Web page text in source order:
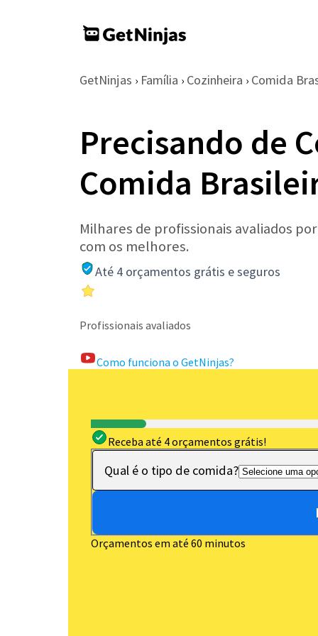
GetNinjas › Família › Cozinheira › Comida
Precisando de
Comida
Milhares de profissionais avaliados
com os melhores.
Até 4 orçamentos grátis e seguros
Profissionais avaliados
Como funciona o GetNinjas?
Receba até 4 orçamentos grátis!
Qual é o tipo de comida?
Orçamentos em até 60 minutos